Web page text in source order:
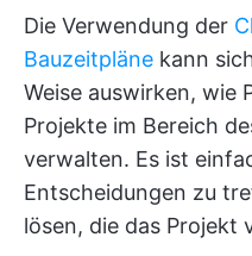
Die Verwendung der
Bauzeitpläne kann
Weise auswirken, wie
Projekte im Bereich
verwalten. Es ist
Entscheidungen zu
lösen, die das Projekt